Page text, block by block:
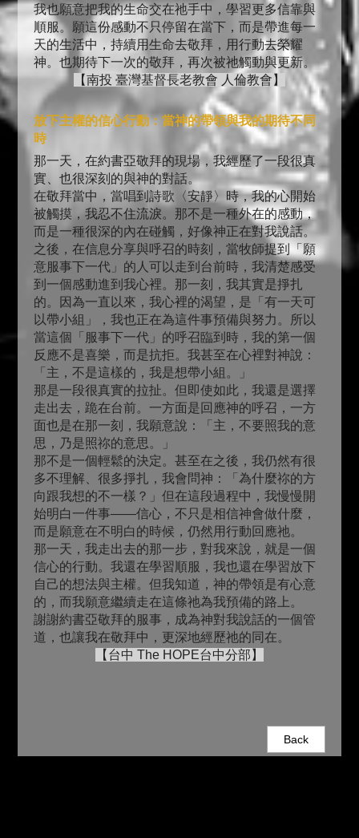
我也願意把我的生命交在祂手中，學習更多信靠與
順服。願這份感動不只停留在當下，而是帶進每一
天的生活中，持續用生命去敬拜，用行動去榮耀
神。也期待下一次的敬拜，再次被祂觸動與更新。
【南投 臺灣基督長老教會 人倫教會】
放下主權的信心行動：當神的帶領與我的期待不同
時
那一天，在約書亞敬拜的現場，我經歷了一段很真
實、也很深刻的與神的對話。
在敬拜當中，當唱到詩歌〈安靜〉時，我的心開始
被觸摸，我忍不住流淚。那不是一種外在的感動，
而是一種很深的內在碰觸，好像神正在對我說話。
之後，在信息分享與呼召的時刻，當牧師提到「願
意服事下一代」的人可以走到台前時，我清楚感受
到一個感動進到我心裡。那一刻，我其實是掙扎
的。因為一直以來，我心裡的渴望，是「有一天可
以帶小組」，我也正在為這件事預備與努力。所以
當這個「服事下一代」的呼召臨到時，我的第一個
反應不是喜樂，而是抗拒。我甚至在心裡對神說：
「主，不是這樣的，我是想帶小組。」
那是一段很真實的拉扯。但即使如此，我還是選擇
走出去，跪在台前。一方面是回應神的呼召，一方
面也是在那一刻，我願意說：「主，不要照我的意
思，乃是照祢的意思。」
那不是一個輕鬆的決定。甚至在之後，我仍然有很
多不理解、很多掙扎，我會問神：「為什麼祢的方
向跟我想的不一樣？」但在這段過程中，我慢慢開
始明白一件事——信心，不只是相信神會做什麼，
而是願意在不明白的時候，仍然用行動回應祂。
那一天，我走出去的那一步，對我來說，就是一個
信心的行動。我還在學習順服，我也還在學習放下
自己的想法與主權。但我知道，神的帶領是有心意
的，而我願意繼續走在這條祂為我預備的路上。
謝謝約書亞敬拜的服事，成為神對我說話的一個管
道，也讓我在敬拜中，更深地經歷祂的同在。
【台中 The HOPE台中分部】
Back